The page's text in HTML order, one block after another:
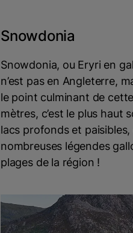
Snowdonia
Snowdonia, ou Eryri en
n’est pas en Angleterre,
le point culminant de
mètres, c’est le plus haut
lacs profonds et
nombreuses légendes
plages de la région !